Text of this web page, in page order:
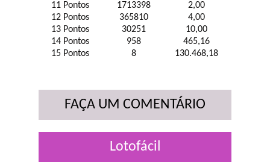
11 Pontos
1713398
2,00
12 Pontos
365810
4,00
13 Pontos
30251
10,00
14 Pontos
958
465,16
15 Pontos
8 130.468,18
FAÇA UM COMENTÁRIO
Lotofácil